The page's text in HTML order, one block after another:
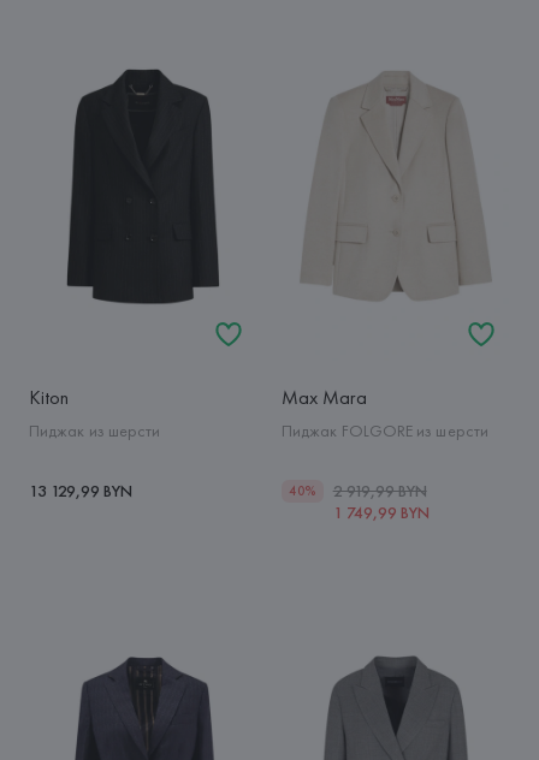
Kiton
Пиджак из шерсти
13 129,99 BYN
Max Mara
Пиджак FOLGORE из шерсти
40%
2 919,99 BYN
1 749,99 BYN